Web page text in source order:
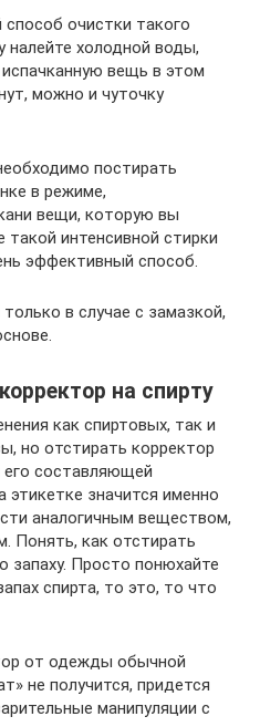
очистки такого
налейте холодной воды,
вещь в этом
можно и чуточку
постирать
в режиме,
вещи, которую вы
такой интенсивной стирки
эффективный способ.
в случае с замазкой,
на спирту
как спиртовых, так и
но отстирать корректор
составляющей
этикетке значится именно
аналогичным веществом,
Понять, как отстирать
Просто понюхайте
спирта, то это, то что
от одежды обычной
не получится, придется
манипуляции с